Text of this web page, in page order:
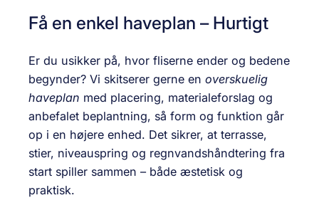
Få en enkel haveplan – Hurtigt
Er du usikker på, hvor fliserne ender og bedene
begynder? Vi skitserer gerne en overskuelig
haveplan med placering, materialeforslag og
anbefalet beplantning, så form og funktion går
op i en højere enhed. Det sikrer, at terrasse,
stier, niveauspring og regnvandshåndtering fra
start spiller sammen – både æstetisk og
praktisk.